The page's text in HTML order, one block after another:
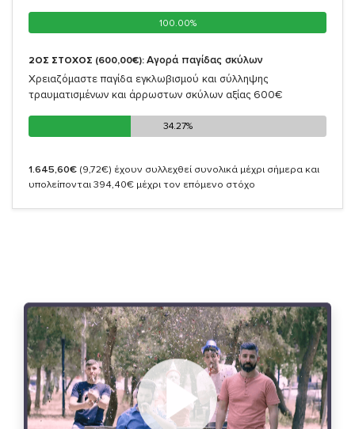
100.00%
100.00%
2ΟΣ ΣΤΟΧΟΣ (600,00€): Αγορά παγίδας σκύλων
Χρειαζόμαστε παγίδα εγκλωβισμού και σύλληψης
τραυματισμένων και άρρωστων σκύλων αξίας 600€
34.27%
34.27%
1.645,60€ (9,72€) έχουν συλλεχθεί συνολικά μέχρι σήμερα και
υπολείπονται 394,40€ μέχρι τον επόμενο στόχο